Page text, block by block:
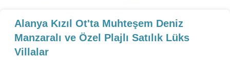
Alanya Kızıl Ot'ta Muhteşem Deniz
Manzaralı ve Özel Plajlı Satılık Lüks
Villalar